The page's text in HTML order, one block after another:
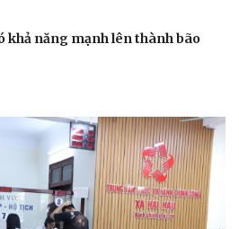
khả năng mạnh lên thành bão